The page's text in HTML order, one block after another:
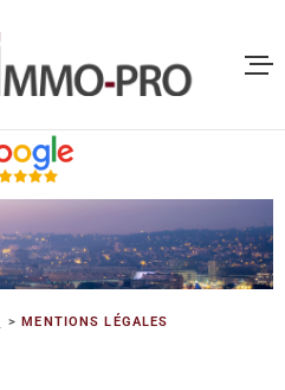
ACHETER
LOUER
MENTIONS LÉGALES